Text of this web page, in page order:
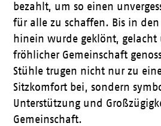
bezahlt, um so einen
für alle zu schaffen. Bis in
hinein wurde geklönt, gelacht
fröhlicher Gemeinschaft
Stühle trugen nicht nur zu
Sitzkomfort bei, sondern
Unterstützung und
Gemeinschaft.